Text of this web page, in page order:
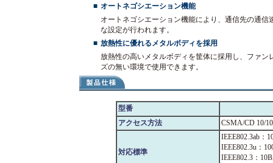
■ オートネゴシエーション機能
オートネゴシエーション機能により、通信先の通
な設定が行われます。
■ 放熱性に優れるメタルボディを採用
放熱性の高いメタルボディを筐体に採用し、ファ
ズの無い環境で使用できます。
型番
アクセス方法
CSMA/CD 10/
対応標準
IEEE802.3ab：
IEEE802.3u：
IEEE802.3：